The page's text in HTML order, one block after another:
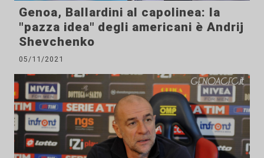
Genoa, Ballardini al capolinea: la
"pazza idea" degli americani è Andrij
Shevchenko
05/11/2021